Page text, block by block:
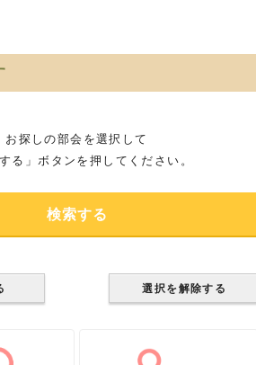
お探しの部会を選択して
る」ボタンを押してください。
選択を解除する